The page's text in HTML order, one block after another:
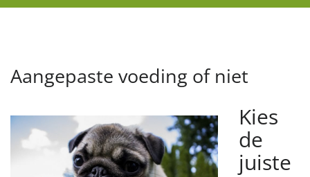
Aangepaste voeding of niet
Kies
de
juiste